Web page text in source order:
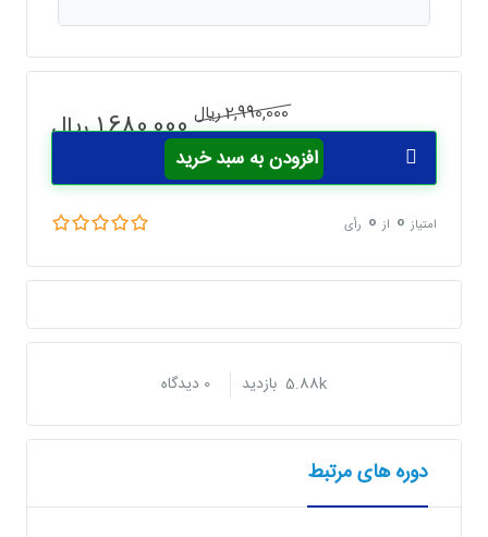
2,990,000ریال
اصلی
2,990,000 ریال
1,680,000ریال
افزودن به سبد خرید
2990000
1680000 تومان
امتیاز 0 از 0 رأی
5.88k بازدید
دوره های مرتبط